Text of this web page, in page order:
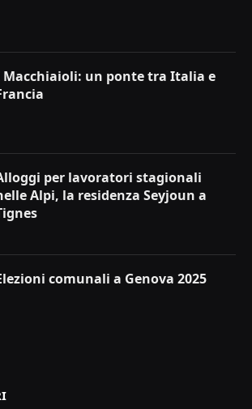
Macchiaioli: un ponte tra Italia e
per lavoratori stagionali
Alpi, la residenza Seyjoun a
comunali a Genova 2025